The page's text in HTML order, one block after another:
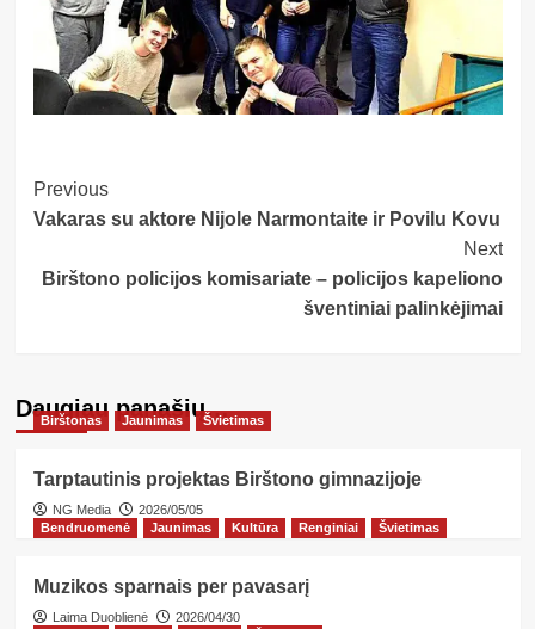
Post
Navigation
Previous
Vakaras su aktore Nijole Narmontaite ir Povilu Kovu
Next
Birštono policijos komisariate – policijos kapeliono
šventiniai palinkėjimai
Daugiau panašių…
Birštonas Jaunimas Švietimas
Tarptautinis projektas Birštono gimnazijoje
NG Media
2026/05/05
Bendruomenė
Jaunimas Kultūra Renginiai Švietimas
Muzikos sparnais per pavasarį
Laima Duoblienė
2026/04/30